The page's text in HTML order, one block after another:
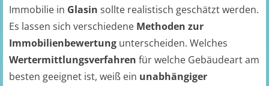
Immobilie in Glasin sollte realistisch geschätzt werden.
Es lassen sich verschiedene Methoden zur
Immobilienbewertung unterscheiden. Welches
Wertermittlungsverfahren für welche Gebäudeart am
besten geeignet ist, weiß ein unabhängiger